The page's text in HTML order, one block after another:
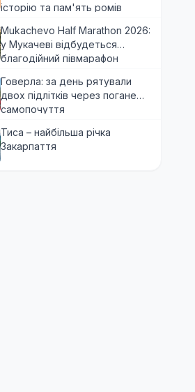
історію та пам'ять ромів
Mukachevo Half Marathon 2026:
у Мукачеві відбудеться
благодійний півмарафон
Говерла: за день рятували
двох підлітків через погане
самопочуття
Тиса – найбільша річка
Закарпаття